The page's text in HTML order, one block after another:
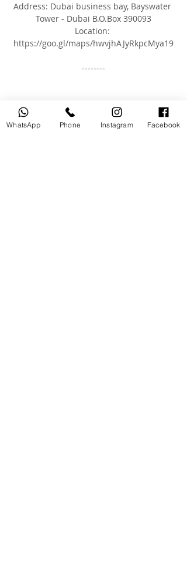
Address: Dubai business bay, Bayswater
Tower - Dubai B.O.Box 390093
Location:
https://goo.gl/maps/hwvjhAJyRkpcMya19
--------
Your Instructor
WhatsApp Phone Instagram Facebook